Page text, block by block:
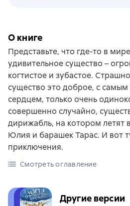
О книге
Представьте, что где-то в
удивительное существо –
когтистое и зубастое.
существо это доброе, с
сердцем, только очень
совершенно случайно,
дирижабль, на котором летят
Юлия и барашек Тарас. И вот
приключения.
Смотреть оглавление
Другие версии